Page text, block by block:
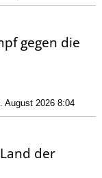
gegen die
August 2026 8:04
der